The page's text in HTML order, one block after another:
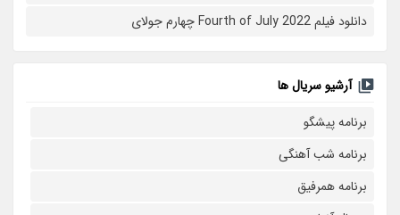
دانلود فیلم Fourth of July 2022 چهارم جولای
آرشیو سریال ها
برنامه پیشگو
برنامه شب آهنگی
برنامه همرفیق